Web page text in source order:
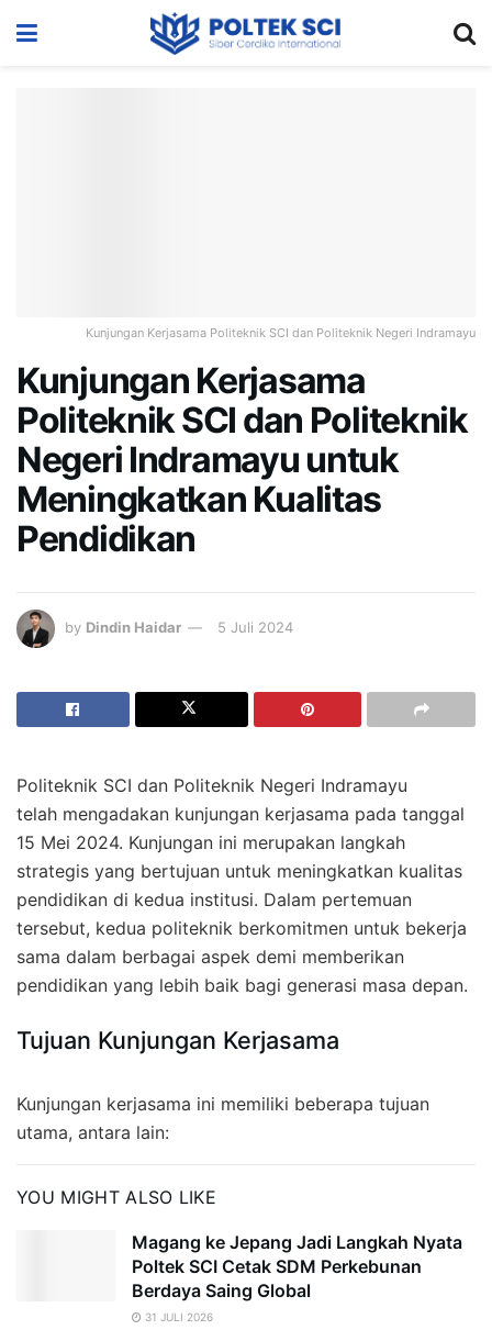
Kunjungan Kerjasama Politeknik SCI dan Politeknik Negeri Indramayu
Kunjungan Kerjasama
Politeknik SCI dan Politeknik
Negeri Indramayu untuk
Meningkatkan Kualitas
Pendidikan
by Dindin Haidar 5 Juli 2024
Politeknik SCI dan Politeknik Negeri Indramayu
telah mengadakan kunjungan kerjasama pada tanggal
15 Mei 2024. Kunjungan ini merupakan langkah
strategis yang bertujuan untuk meningkatkan kualitas
pendidikan di kedua institusi. Dalam pertemuan
tersebut, kedua politeknik berkomitmen untuk bekerja
sama dalam berbagai aspek demi memberikan
pendidikan yang lebih baik bagi generasi masa depan.
Tujuan Kunjungan Kerjasama
Kunjungan kerjasama ini memiliki beberapa tujuan
utama, antara lain:
YOU MIGHT ALSO LIKE
Magang ke Jepang Jadi Langkah Nyata
Poltek SCI Cetak SDM Perkebunan
Berdaya Saing Global
31 JULI 2026